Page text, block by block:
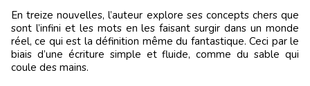
En treize nouvelles, l’auteur explore ses concepts chers que
sont l’infini et les mots en les faisant surgir dans un monde
réel, ce qui est la définition même du fantastique. Ceci par le
biais d’une écriture simple et fluide, comme du sable qui
coule des mains.